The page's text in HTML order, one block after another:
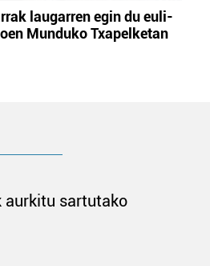
laugarren egin du euli-
Munduko Txapelketan
aurkitu sartutako